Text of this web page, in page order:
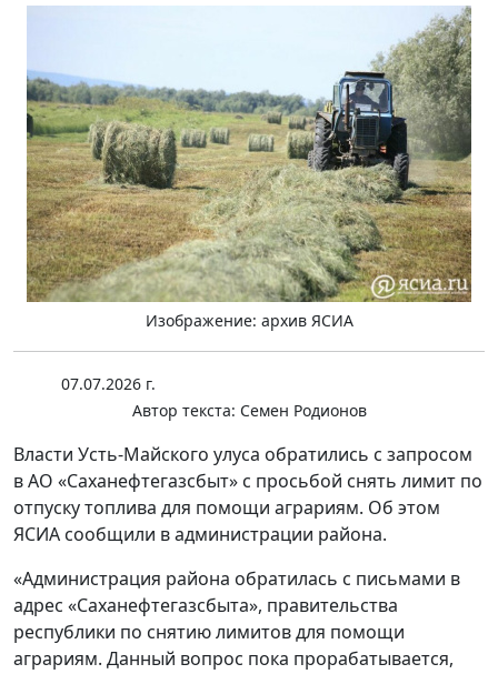
Изображение: архив ЯСИА
07.07.2026 г.
Автор текста: Семен Родионов
Власти Усть-Майского улуса обратились с запросом
в АО «Саханефтегазсбыт» с просьбой снять лимит по
отпуску топлива для помощи аграриям. Об этом
ЯСИА сообщили в администрации района.
«Администрация района обратилась с письмами в
адрес «Саханефтегазсбыта», правительства
республики по снятию лимитов для помощи
аграриям. Данный вопрос пока прорабатывается,